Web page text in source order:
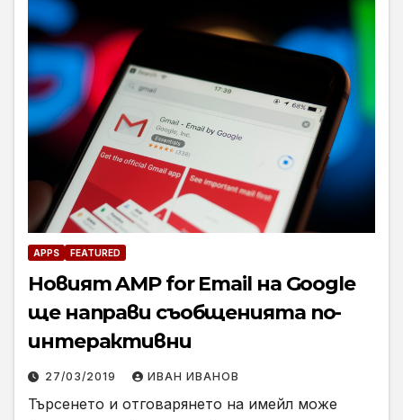
APPS FEATURED
Новият AMP for Email на Google
ще направи съобщенията по-
интерактивни
27/03/2019 ИВАН ИВАНОВ
Търсенето и отговарянето на имейл може